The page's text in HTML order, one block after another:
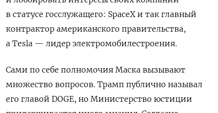
в статусе госслужащего: SpaceX и так главный
контрактор американского правительства,
а Tesla — лидер электромобилестроения.
Сами по себе полномочия Маска вызывают
множество вопросов. Трамп публично называл
его главой DOGE, но Министерство юстиции